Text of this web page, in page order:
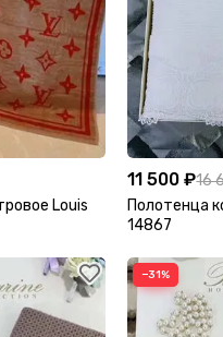
Louis
11 500 ₽16
Полотенца
14867
−31%